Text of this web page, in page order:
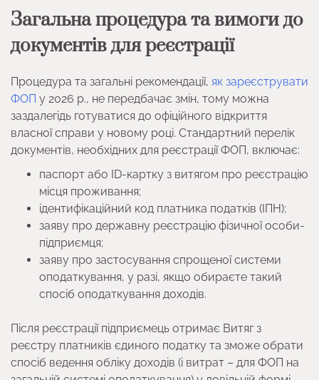
Загальна процедура та вимоги до
документів для реєстрації
Процедура та загальні рекомендації, як зареєструвати
ФОП у 2026 р., не передбачає змін, тому можна
заздалегідь готуватися до офіційного відкриття
власної справи у новому році. Стандартний перелік
документів, необхідних для реєстрації ФОП, включає:
паспорт або ID-картку з витягом про реєстрацію
місця проживання;
ідентифікаційний код платника податків (ІПН);
заяву про державну реєстрацію фізичної особи-
підприємця;
заяву про застосування спрощеної системи
оподаткування, у разі, якщо обираєте такий
спосіб оподаткування доходів.
Після реєстрації підприємець отримає Витяг з
реєстру платників єдиного податку та зможе обрати
спосіб ведення обліку доходів (і витрат – для ФОП на